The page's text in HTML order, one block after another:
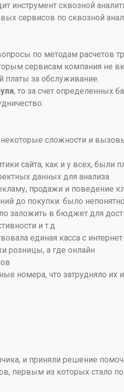
инструмент сквозной
сервисов по сквозной
по методам расчетов
сервисам компания не
платы за обслуживание.
, то за счет определенных
сложности и
сайта, как и у всех, были
данных для анализа
продажи и поведение
до покупки: было
заложить в бюджет для
и т.д.
единая касса с
розницы, а где онлайн
номера, что затрудняло их
и приняли решение
первым из которых стало